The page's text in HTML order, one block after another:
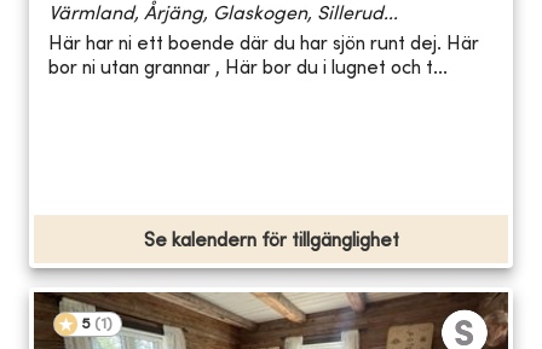
Värmland, Årjäng, Glaskogen, Sillerud...
Här har ni ett boende där du har sjön runt dej. Här
bor ni utan grannar , Här bor du i lugnet och t...
Se kalendern för tillgänglighet
5 (1 )